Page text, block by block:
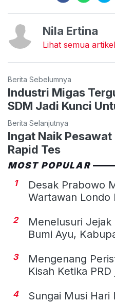
Nila Ertina
Lihat semua artikel
Berita Sebelumnya
Industri Migas
SDM Jadi Kunci
Berita Selanjutnya
Ingat Naik
Rapid Tes
MOST POPULAR
1
Desak Prabowo
Wartawan Londo
2
Menelusuri Jejak
Bumi Ayu,
3
Mengenang
Kisah Ketika
4
Sungai Musi Hari